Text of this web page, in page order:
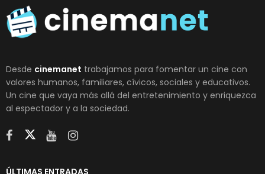
Desde cinemanet trabajamos para fomentar un cine con
valores humanos, familiares, cívicos, sociales y educativos.
Un cine que vaya más allá del entretenimiento y enriquezca
al espectador y a la sociedad.
ÚLTIMAS ENTRADAS